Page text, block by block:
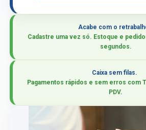
Acabe com o
Cadastre uma vez só. Estoque e
segundos.
Caixa sem filas.
Pagamentos rápidos e sem erros com
PDV.